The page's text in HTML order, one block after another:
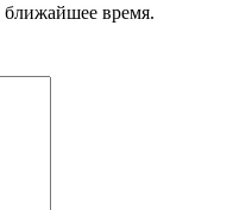
ближайшее время.